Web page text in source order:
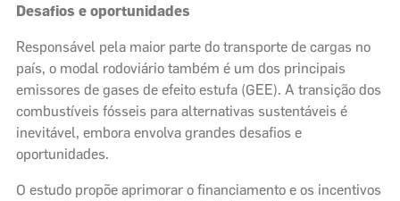
Desafios e oportunidades
Responsável pela maior parte do transporte de cargas no
país, o modal rodoviário também é um dos principais
emissores de gases de efeito estufa (GEE). A transição dos
combustíveis fósseis para alternativas sustentáveis é
inevitável, embora envolva grandes desafios e
oportunidades.
O estudo propõe aprimorar o financiamento e os incentivos